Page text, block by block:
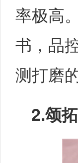
率极高
书，品
测打磨
2.颂